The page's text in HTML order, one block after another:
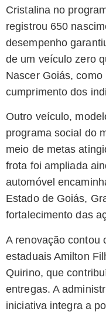
Cristalina no
registrou 650
desempenho
de um veículo zero
Nascer Goiás,
cumprimento dos
Outro veículo,
programa social do
meio de metas
frota foi ampliada
automóvel
Estado de Goiás,
fortalecimento das
A renovação contou
estaduais Amilton
Quirino, que
entregas. A
iniciativa integra a